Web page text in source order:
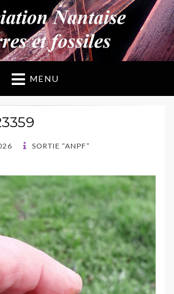
Pierres et Fossiles
MENU
SORTIE “ANPF”